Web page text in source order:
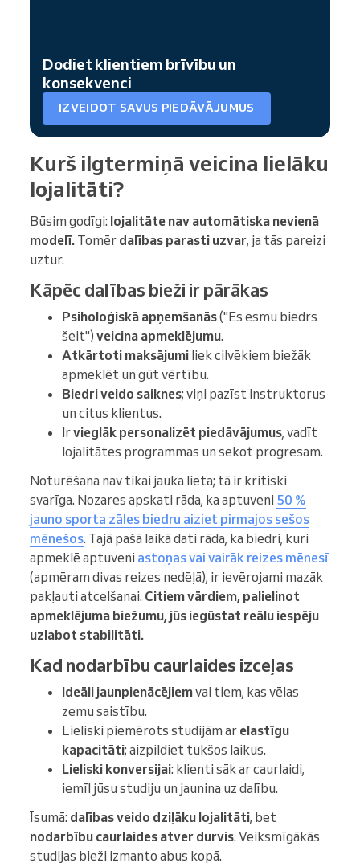
Dodiet klientiem brīvību un
konsekvenci
IZVEIDOT SAVUS PIEDĀVĀJUMUS
Kurš ilgtermiņā veicina lielāku
lojalitāti?
Būsim godīgi: lojalitāte nav automātiska nevienā
modelī. Tomēr dalības parasti uzvar, ja tās pareizi
uztur.
Kāpēc dalības bieži ir pārākas
Psiholoģiskā apņemšanās("Es esmu biedrs
šeit") veicina apmeklējumu.
Atkārtoti maksājumi liek cilvēkiem biežāk
apmeklēt un gūt vērtību.
Biedri veido saiknes; viņi pazīst instruktorus
un citus klientus.
Irvieglāk personalizēt piedāvājumus, vadīt
lojalitātes programmas un sekot progresam.
Noturēšana nav tikai jauka lieta; tā ir kritiski
svarīga. Nozares apskati rāda, ka aptuveni 50 %
jauno sporta zāles biedru aiziet pirmajos sešos
mēnešos. Tajā pašā laikā dati rāda, ka biedri, kuri
apmeklē aptuveni astoņas vai vairāk reizes mēnesī
(apmēram divas reizes nedēļā), ir ievērojami mazāk
pakļauti atcelšanai. Citiem vārdiem, palielinot
apmeklējuma biežumu, jūs iegūstat reālu iespēju
uzlabot stabilitāti.
Kad nodarbību caurlaides izceļas
Ideāli jaunpienācējiemvai tiem, kas vēlas
zemu saistību.
Lieliski piemērots studijām ar elastīgu
kapacitāti; aizpildiet tukšos laikus.
Lieliski konversijai: klienti sāk ar caurlaidi,
iemīl jūsu studiju un jaunina uz dalību.
Īsumā: dalības veido dziļāku lojalitāti, bet
nodarbību caurlaides atver durvis. Veiksmīgākās
studijas bieži izmanto abus kopā.